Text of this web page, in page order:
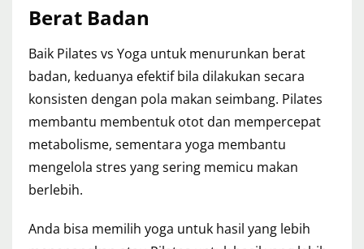
Berat Badan
Baik Pilates vs Yoga untuk menurunkan berat
badan, keduanya efektif bila dilakukan secara
konsisten dengan pola makan seimbang. Pilates
membantu membentuk otot dan mempercepat
metabolisme, sementara yoga membantu
mengelola stres yang sering memicu makan
berlebih.
Anda bisa memilih yoga untuk hasil yang lebih